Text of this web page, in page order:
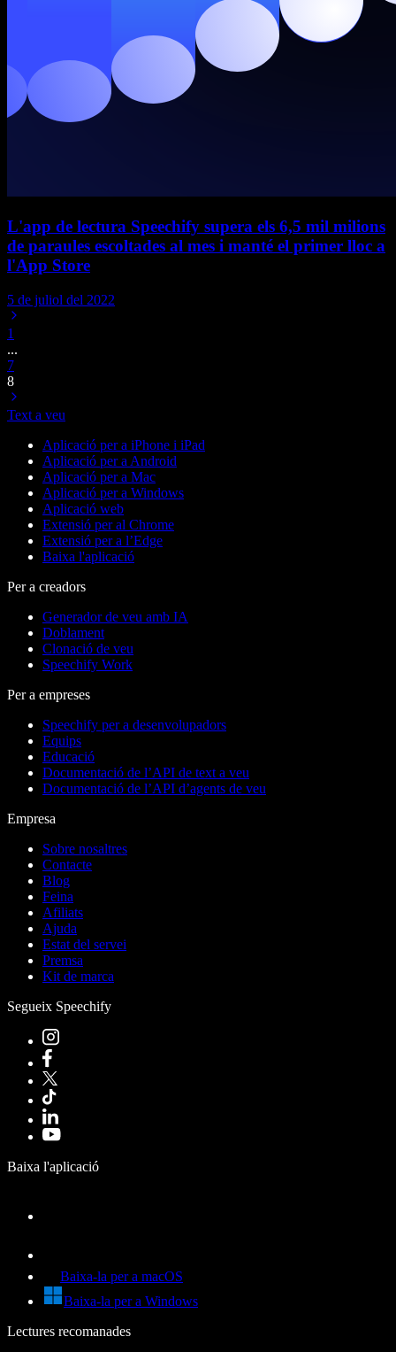
L'app de lectura Speechify supera els 6,5 mil milions
de paraules escoltades al mes i manté el primer lloc a
l'App Store
5 de juliol del 2022
1
...
7
8
Text a veu
Aplicació per a iPhone i iPad
Aplicació per a Android
Aplicació per a Mac
Aplicació per a Windows
Aplicació web
Extensió per al Chrome
Extensió per a l’Edge
Baixa l'aplicació
Per a creadors
Generador de veu amb IA
Doblament
Clonació de veu
Speechify Work
Per a empreses
Speechify per a desenvolupadors
Equips
Educació
Documentació de l’API de text a veu
Documentació de l’API d’agents de veu
Empresa
Sobre nosaltres
Contacte
Blog
Feina
Afiliats
Ajuda
Estat del servei
Premsa
Kit de marca
Segueix Speechify
Baixa l'aplicació
Baixa-la per a macOS
Baixa-la per a Windows
Lectures recomanades